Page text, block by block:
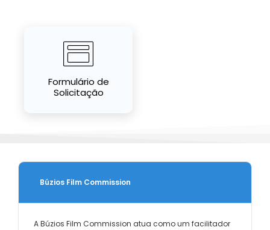
Formulário de
Solicitação
Búzios Film Commission
A Búzios Film Commission atua como um facilitador